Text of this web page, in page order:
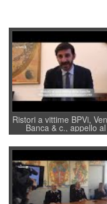
Ristori a vittime BPVi,
Banca & c., appello al
sottosegretario Alessio
Villarosa: per mettere
convochi con Di Maio
a supporto della cabina
regia al Mef